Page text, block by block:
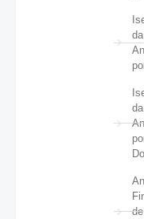
da
da
de